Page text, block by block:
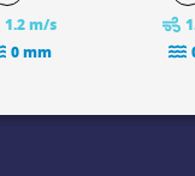
1.2 m/s
0 mm